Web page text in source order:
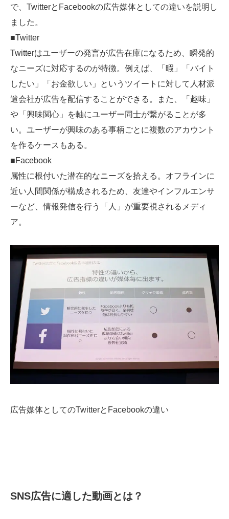
で、TwitterとFacebookの広告媒体としての違いを説明し
ました。
■Twitter
Twitterはユーザーの発言が広告在庫になるため、瞬発的
なニーズに対応するのが特徴。例えば、「暇」「バイト
したい」「お金欲しい」というツイートに対して人材派
遣会社が広告を配信することができる。また、「趣味」
や「興味関心」を軸にユーザー同士が繋がることが多
い。ユーザーが興味のある事柄ごとに複数のアカウント
を作るケースもある。
■Facebook
属性に根付いた潜在的なニーズを拾える。オフラインに
近い人間関係が構成されるため、友達やインフルエンサ
ーなど、情報発信を行う「人」が重要視されるメディ
ア。
広告媒体としてのTwitterとFacebookの違い
SNS広告に適した動画とは？